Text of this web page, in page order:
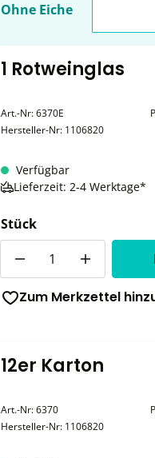
Ohne Eiche
1 Rotweinglas
Art.-Nr:6370E
Hersteller-Nr: 1106820
Verfügbar
Lieferzeit: 2-4 Werktage*
Stück
Zum Merkzettel
12er Karton
Art.-Nr:6370
Hersteller-Nr: 1106820